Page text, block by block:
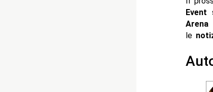
Event
Arena
le